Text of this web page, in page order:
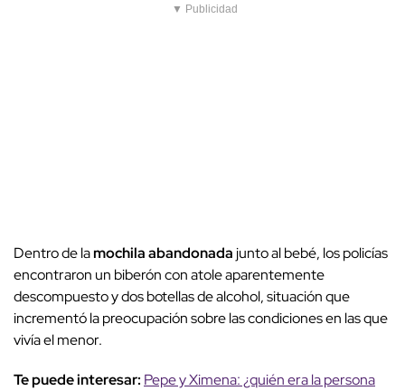
▼ Publicidad
Dentro de lamochila abandonadajunto al bebé, los policías
encontraron un biberón con atole aparentemente
descompuesto y dos botellas de alcohol, situación que
incrementó la preocupación sobre las condiciones en las que
vivía el menor.
Te puede interesar: Pepe y Ximena: ¿quién era la persona